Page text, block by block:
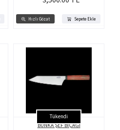
Hızlı Gözat Sepete Ekle
Tükendi
BUNKA ŞEF BIÇAĞI